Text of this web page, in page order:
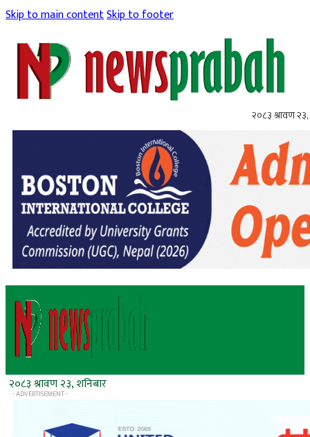
Skip to main contentSkip to footer
२०८३ श्रावण २३,
२०८३ श्रावण २३, शनिबार
- ADVERTISEMENT -